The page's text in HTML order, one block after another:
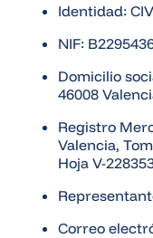
Identidad:
NIF:
Domicilio
46008
Registro
Valencia,
Hoja V-
Correo